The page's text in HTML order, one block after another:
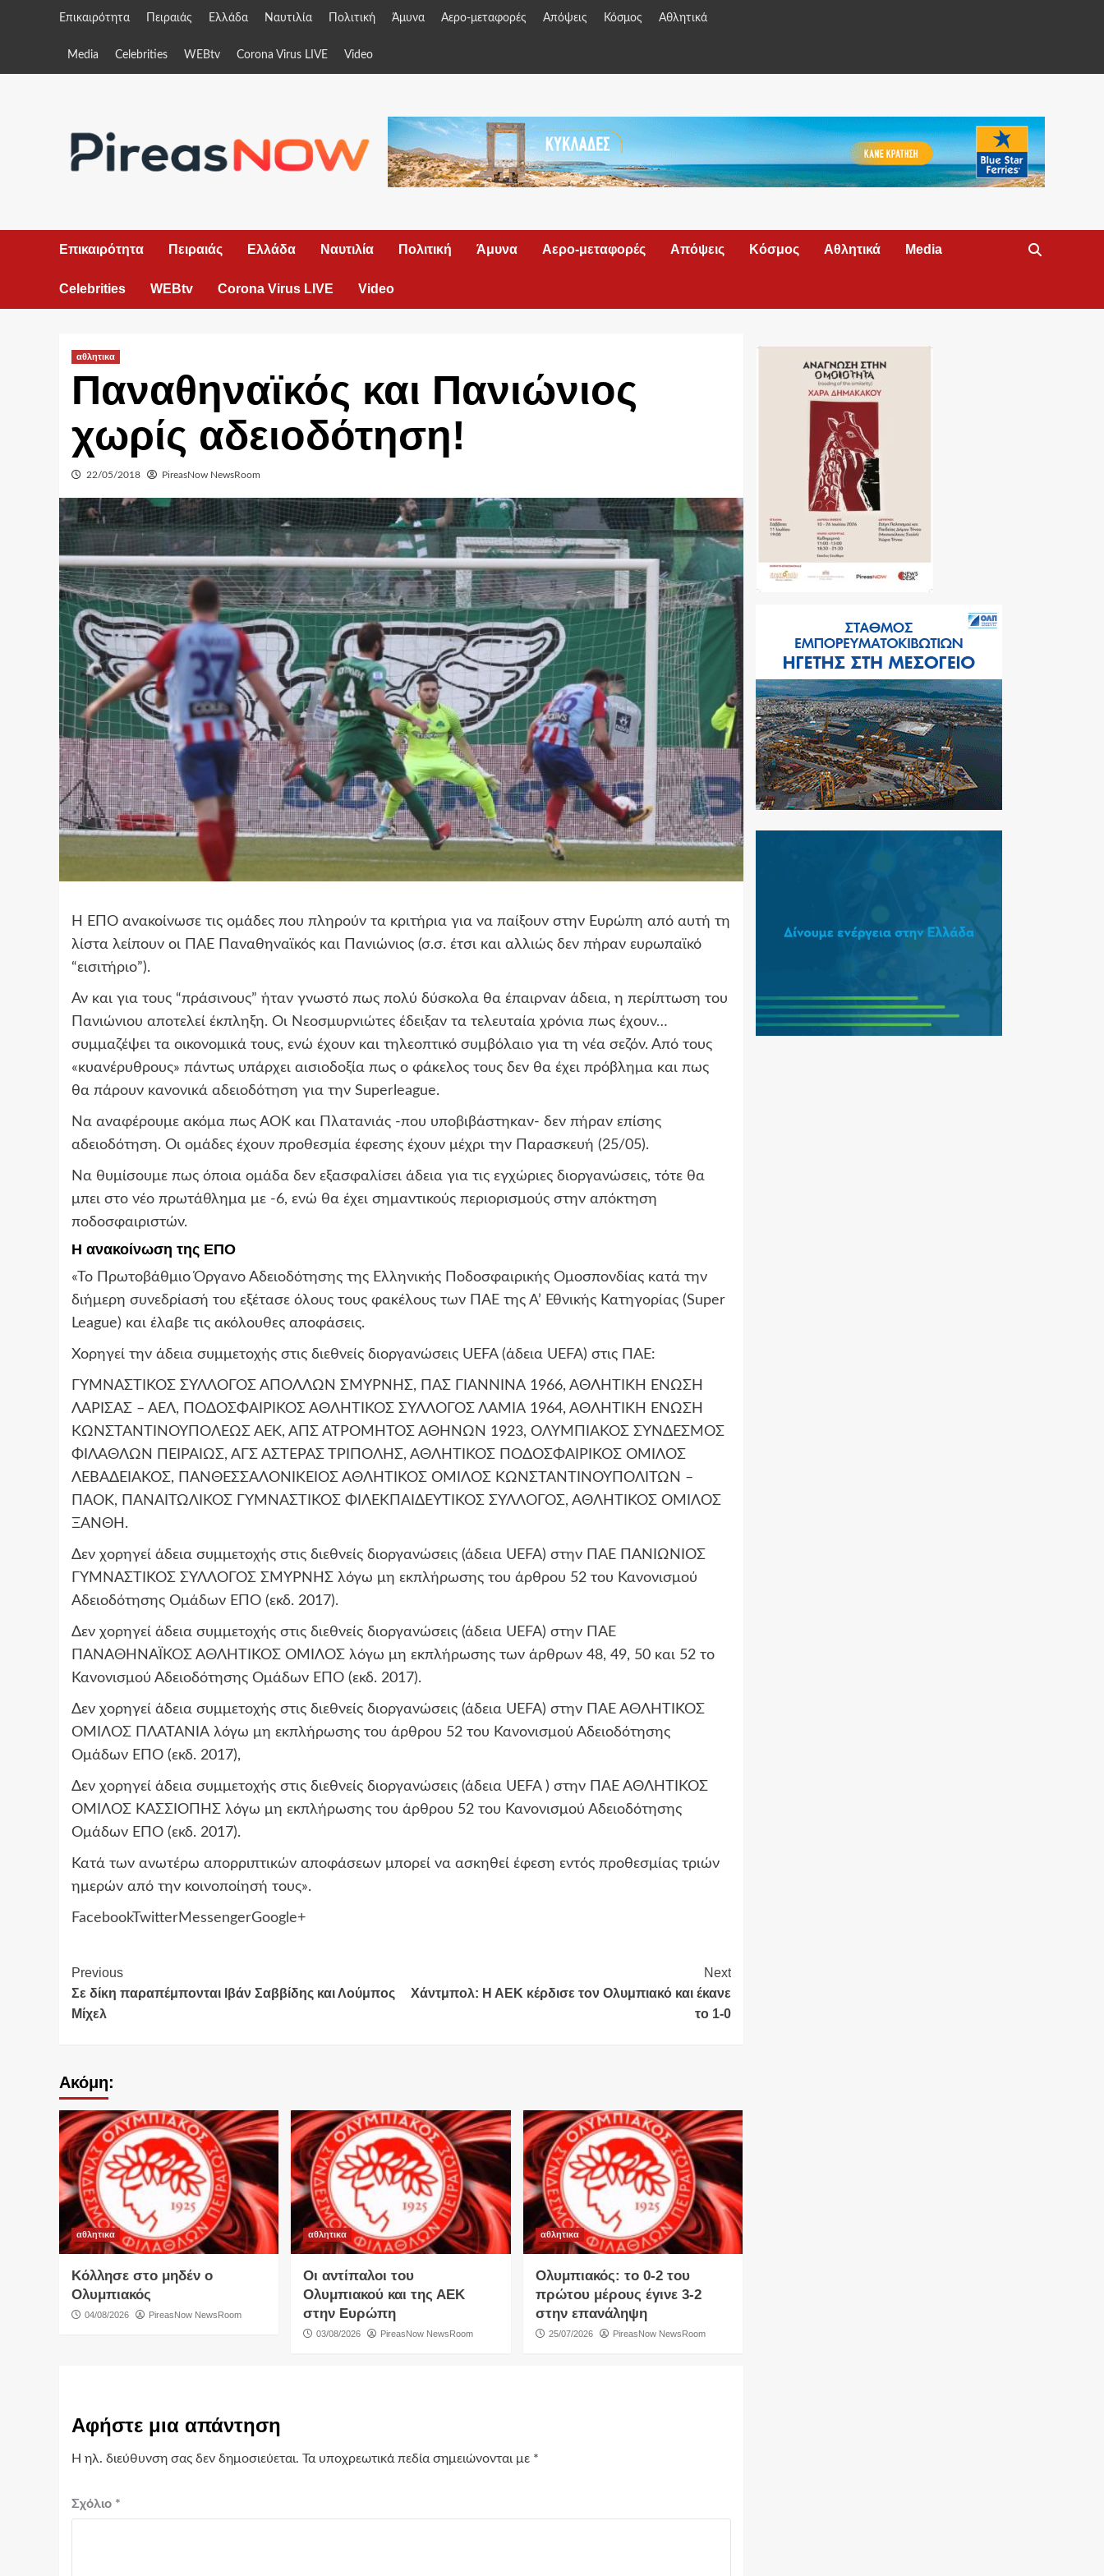
Επικαιρότητα Πειραιάς Ελλάδα Ναυτιλία Πολιτική Άμυνα Αερο-μεταφορές Απόψεις Κόσμος Αθλητικά
Media Celebrities WEBtv Corona Virus LIVE Video
Επικαιρότητα Πειραιάς Ελλάδα Ναυτιλία Πολιτική Άμυνα Αερο-μεταφορές Απόψεις Κόσμος Αθλητικά Media
Celebrities WEBtv Corona Virus LIVE Video
αθλητικα
Παναθηναϊκός και Πανιώνιος
χωρίς αδειοδότηση!
22/05/2018 PireasNow NewsRoom
Η ΕΠΟ ανακοίνωσε τις ομάδες που πληρούν τα κριτήρια για να παίξουν στην Ευρώπη από αυτή τη
λίστα λείπουν οι ΠΑΕ Παναθηναϊκός και Πανιώνιος (σ.σ. έτσι και αλλιώς δεν πήραν ευρωπαϊκό
“εισιτήριο”).
Αν και για τους “πράσινους” ήταν γνωστό πως πολύ δύσκολα θα έπαιρναν άδεια, η περίπτωση του
Πανιώνιου αποτελεί έκπληξη. Οι Νεοσμυρνιώτες έδειξαν τα τελευταία χρόνια πως έχουν…
συμμαζέψει τα οικονομικά τους, ενώ έχουν και τηλεοπτικό συμβόλαιο για τη νέα σεζόν. Από τους
«κυανέρυθρους» πάντως υπάρχει αισιοδοξία πως ο φάκελος τους δεν θα έχει πρόβλημα και πως
θα πάρουν κανονικά αδειοδότηση για την Superleague.
Να αναφέρουμε ακόμα πως ΑΟΚ και Πλατανιάς -που υποβιβάστηκαν- δεν πήραν επίσης
αδειοδότηση. Οι ομάδες έχουν προθεσμία έφεσης έχουν μέχρι την Παρασκευή (25/05).
Να θυμίσουμε πως όποια ομάδα δεν εξασφαλίσει άδεια για τις εγχώριες διοργανώσεις, τότε θα
μπει στο νέο πρωτάθλημα με -6, ενώ θα έχει σημαντικούς περιορισμούς στην απόκτηση
ποδοσφαιριστών.
Η ανακοίνωση της ΕΠΟ
«Το Πρωτοβάθμιο Όργανο Αδειοδότησης της Ελληνικής Ποδοσφαιρικής Ομοσπονδίας κατά την
διήμερη συνεδρίασή του εξέτασε όλους τους φακέλους των ΠΑΕ της Α’ Εθνικής Κατηγορίας (Super
League) και έλαβε τις ακόλουθες αποφάσεις.
Χορηγεί την άδεια συμμετοχής στις διεθνείς διοργανώσεις UEFA (άδεια UEFA) στις ΠΑΕ:
ΓΥΜΝΑΣΤΙΚΟΣ ΣΥΛΛΟΓΟΣ ΑΠΟΛΛΩΝ ΣΜΥΡΝΗΣ, ΠΑΣ ΓΙΑΝΝΙΝΑ 1966, ΑΘΛΗΤΙΚΗ ΕΝΩΣΗ
ΛΑΡΙΣΑΣ – ΑΕΛ, ΠΟΔΟΣΦΑΙΡΙΚΟΣ ΑΘΛΗΤΙΚΟΣ ΣΥΛΛΟΓΟΣ ΛΑΜΙΑ 1964, ΑΘΛΗΤΙΚΗ ΕΝΩΣΗ
ΚΩΝΣΤΑΝΤΙΝΟΥΠΟΛΕΩΣ ΑΕΚ, ΑΠΣ ΑΤΡΟΜΗΤΟΣ ΑΘΗΝΩΝ 1923, ΟΛΥΜΠΙΑΚΟΣ ΣΥΝΔΕΣΜΟΣ
ΦΙΛΑΘΛΩΝ ΠΕΙΡΑΙΩΣ, ΑΓΣ ΑΣΤΕΡΑΣ ΤΡΙΠΟΛΗΣ, ΑΘΛΗΤΙΚΟΣ ΠΟΔΟΣΦΑΙΡΙΚΟΣ ΟΜΙΛΟΣ
ΛΕΒΑΔΕΙΑΚΟΣ, ΠΑΝΘΕΣΣΑΛΟΝΙΚΕΙΟΣ ΑΘΛΗΤΙΚΟΣ ΟΜΙΛΟΣ ΚΩΝΣΤΑΝΤΙΝΟΥΠΟΛΙΤΩΝ –
ΠΑΟΚ, ΠΑΝΑΙΤΩΛΙΚΟΣ ΓΥΜΝΑΣΤΙΚΟΣ ΦΙΛΕΚΠΑΙΔΕΥΤΙΚΟΣ ΣΥΛΛΟΓΟΣ, ΑΘΛΗΤΙΚΟΣ ΟΜΙΛΟΣ
ΞΑΝΘΗ.
Δεν χορηγεί άδεια συμμετοχής στις διεθνείς διοργανώσεις (άδεια UEFA) στην ΠΑΕ ΠΑΝΙΩΝΙΟΣ
ΓΥΜΝΑΣΤΙΚΟΣ ΣΥΛΛΟΓΟΣ ΣΜΥΡΝΗΣ λόγω μη εκπλήρωσης του άρθρου 52 του Κανονισμού
Αδειοδότησης Ομάδων ΕΠΟ (εκδ. 2017).
Δεν χορηγεί άδεια συμμετοχής στις διεθνείς διοργανώσεις (άδεια UEFA) στην ΠΑΕ
ΠΑΝΑΘΗΝΑΪΚΟΣ ΑΘΛΗΤΙΚΟΣ ΟΜΙΛΟΣ λόγω μη εκπλήρωσης των άρθρων 48, 49, 50 και 52 το
Κανονισμού Αδειοδότησης Ομάδων ΕΠΟ (εκδ. 2017).
Δεν χορηγεί άδεια συμμετοχής στις διεθνείς διοργανώσεις (άδεια UEFA) στην ΠΑΕ ΑΘΛΗΤΙΚΟΣ
ΟΜΙΛΟΣ ΠΛΑΤΑΝΙΑ λόγω μη εκπλήρωσης του άρθρου 52 του Κανονισμού Αδειοδότησης
Ομάδων ΕΠΟ (εκδ. 2017),
Δεν χορηγεί άδεια συμμετοχής στις διεθνείς διοργανώσεις (άδεια UEFA ) στην ΠΑΕ ΑΘΛΗΤΙΚΟΣ
ΟΜΙΛΟΣ ΚΑΣΣΙΟΠΗΣ λόγω μη εκπλήρωσης του άρθρου 52 του Κανονισμού Αδειοδότησης
Ομάδων ΕΠΟ (εκδ. 2017).
Κατά των ανωτέρω απορριπτικών αποφάσεων μπορεί να ασκηθεί έφεση εντός προθεσμίας τριών
ημερών από την κοινοποίησή τους».
FacebookTwitterMessengerGoogle+
Continue
Reading
Previous
Σε δίκη παραπέμπονται Ιβάν Σαββίδης και Λούμπος
Μίχελ
Next
Χάντμπολ: Η ΑΕΚ κέρδισε τον Ολυμπιακό και έκανε
το 1-0
Ακόμη:
αθλητικα
Κόλλησε στο μηδέν ο
Ολυμπιακός
04/08/2026 PireasNow NewsRoom
αθλητικα
Οι αντίπαλοι του
Ολυμπιακού και της ΑΕΚ
στην Ευρώπη
03/08/2026 PireasNow NewsRoom
αθλητικα
Ολυμπιακός: το 0-2 του
πρώτου μέρους έγινε 3-2
στην επανάληψη
25/07/2026 PireasNow NewsRoom
Αφήστε μια απάντηση
Η ηλ. διεύθυνση σας δεν δημοσιεύεται. Τα υποχρεωτικά πεδία σημειώνονται με *
Σχόλιο *